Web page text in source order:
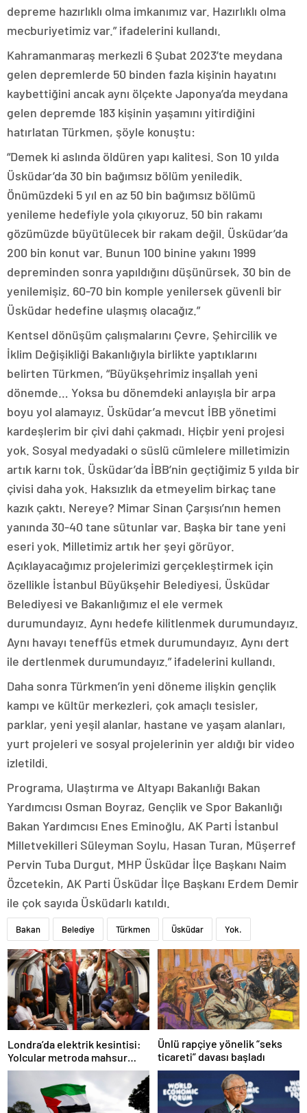
depreme hazırlıklı olma imkanımız var. Hazırlıklı olma
mecburiyetimiz var.” ifadelerini kullandı.
Kahramanmaraş merkezli 6 Şubat 2023’te meydana
gelen depremlerde 50 binden fazla kişinin hayatını
kaybettiğini ancak aynı ölçekte Japonya’da meydana
gelen depremde 183 kişinin yaşamını yitirdiğini
hatırlatan Türkmen, şöyle konuştu:
“Demek ki aslında öldüren yapı kalitesi. Son 10 yılda
Üsküdar’da 30 bin bağımsız bölüm yeniledik.
Önümüzdeki 5 yıl en az 50 bin bağımsız bölümü
yenileme hedefiyle yola çıkıyoruz. 50 bin rakamı
gözümüzde büyütülecek bir rakam değil. Üsküdar’da
200 bin konut var. Bunun 100 binine yakını 1999
depreminden sonra yapıldığını düşünürsek, 30 bin de
yenilemişiz. 60-70 bin komple yenilersek güvenli bir
Üsküdar hedefine ulaşmış olacağız.”
Kentsel dönüşüm çalışmalarını Çevre, Şehircilik ve
İklim Değişikliği Bakanlığıyla birlikte yaptıklarını
belirten Türkmen, “Büyükşehrimiz inşallah yeni
dönemde… Yoksa bu dönemdeki anlayışla bir arpa
boyu yol alamayız. Üsküdar’a mevcut İBB yönetimi
kardeşlerim bir çivi dahi çakmadı. Hiçbir yeni projesi
yok. Sosyal medyadaki o süslü cümlelere milletimizin
artık karnı tok. Üsküdar’da İBB’nin geçtiğimiz 5 yılda bir
çivisi daha yok. Haksızlık da etmeyelim birkaç tane
kazık çaktı. Nereye? Mimar Sinan Çarşısı’nın hemen
yanında 30-40 tane sütunlar var. Başka bir tane yeni
eseri yok. Milletimiz artık her şeyi görüyor.
Açıklayacağımız projelerimizi gerçekleştirmek için
özellikle İstanbul Büyükşehir Belediyesi, Üsküdar
Belediyesi ve Bakanlığımız el ele vermek
durumundayız. Aynı hedefe kilitlenmek durumundayız.
Aynı havayı teneffüs etmek durumundayız. Aynı dert
ile dertlenmek durumundayız.” ifadelerini kullandı.
Daha sonra Türkmen’in yeni döneme ilişkin gençlik
kampı ve kültür merkezleri, çok amaçlı tesisler,
parklar, yeni yeşil alanlar, hastane ve yaşam alanları,
yurt projeleri ve sosyal projelerinin yer aldığı bir video
izletildi.
Programa, Ulaştırma ve Altyapı Bakanlığı Bakan
Yardımcısı Osman Boyraz, Gençlik ve Spor Bakanlığı
Bakan Yardımcısı Enes Eminoğlu, AK Parti İstanbul
Milletvekilleri Süleyman Soylu, Hasan Turan, Müşerref
Pervin Tuba Durgut, MHP Üsküdar İlçe Başkanı Naim
Özcetekin, AK Parti Üsküdar İlçe Başkanı Erdem Demir
ile çok sayıda Üsküdarlı katıldı.
Bakan Belediye Türkmen Üsküdar Yok.
Londra’da elektrik kesintisi:
Yolcular metroda mahsur
kaldı
Ünlü rapçiye yönelik “seks
ticareti” davası başladı